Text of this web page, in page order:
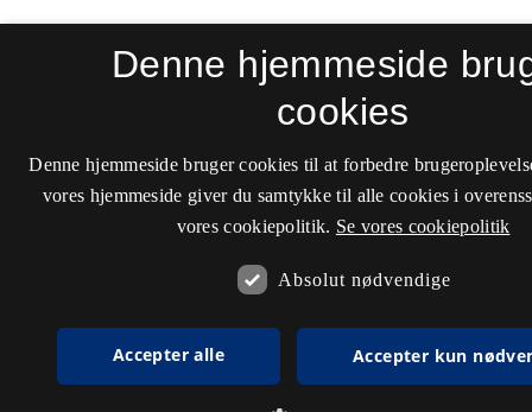
Denne hjemmeside
cookies
Denne hjemmeside bruger cookies til at forbedre
vores hjemmeside giver du samtykke til alle cookies i
vores cookiepolitik. Se vores cookiepolitik
Absolut nødvendige
Accepter alle Accepter kun